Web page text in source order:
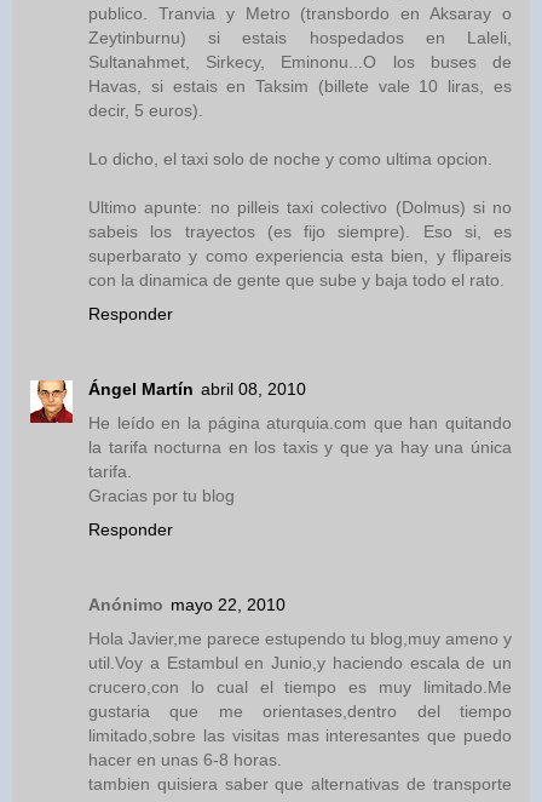
publico. Tranvia y Metro (transbordo en Aksaray o
Zeytinburnu) si estais hospedados en Laleli,
Sultanahmet, Sirkecy, Eminonu...O los buses de
Havas, si estais en Taksim (billete vale 10 liras, es
decir, 5 euros).
Lo dicho, el taxi solo de noche y como ultima opcion.
Ultimo apunte: no pilleis taxi colectivo (Dolmus) si no
sabeis los trayectos (es fijo siempre). Eso si, es
superbarato y como experiencia esta bien, y flipareis
con la dinamica de gente que sube y baja todo el rato.
Responder
Ángel Martín abril 08, 2010
He leído en la página aturquia.com que han quitando
la tarifa nocturna en los taxis y que ya hay una única
tarifa.
Gracias por tu blog
Responder
Anónimo mayo 22, 2010
Hola Javier,me parece estupendo tu blog,muy ameno y
util.Voy a Estambul en Junio,y haciendo escala de un
crucero,con lo cual el tiempo es muy limitado.Me
gustaria que me orientases,dentro del tiempo
limitado,sobre las visitas mas interesantes que puedo
hacer en unas 6-8 horas.
tambien quisiera saber que alternativas de transporte